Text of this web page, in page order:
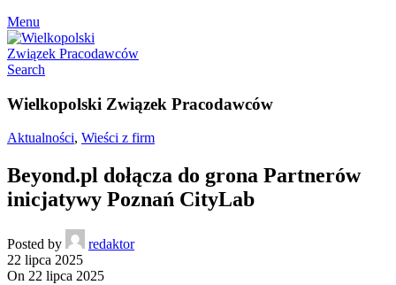
Menu
Search
Wielkopolski Związek Pracodawców
Aktualności, Wieści z firm
Beyond.pl dołącza do grona Partnerów
inicjatywy Poznań CityLab
Posted by
redaktor
22 lipca 2025
On 22 lipca 2025